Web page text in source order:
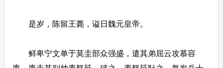
是岁，陈留王薨，谥日魏元皇帝。
鲜卑宁文单于莫圭部众强盛，遣其弟屈云攻慕容